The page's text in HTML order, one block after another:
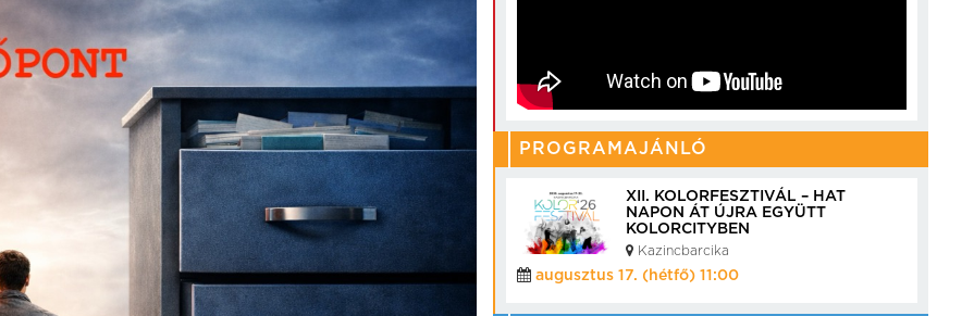
PROGRAMAJÁNLÓ
XII. KOLORFESZTIVÁL – HAT
NAPON ÁT ÚJRA EGYÜTT
KOLORCITYBEN
Kazincbarcika
augusztus 17. (hétfő) 11:00